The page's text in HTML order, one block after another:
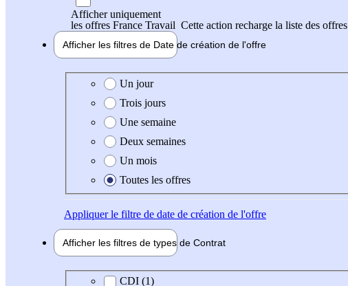
Afficher uniquement
les offres France Travail Cette action recharge la liste des offres
Afficher les filtres de Date de création de l'offre
Date de création de l'offre
Un jour
Trois jours
Une semaine
Deux semaines
Un mois
Toutes les offres
Appliquerle filtre de date de création de l'offre
Afficher les filtres de types de Contrat
Type de contrat
CDI (1)